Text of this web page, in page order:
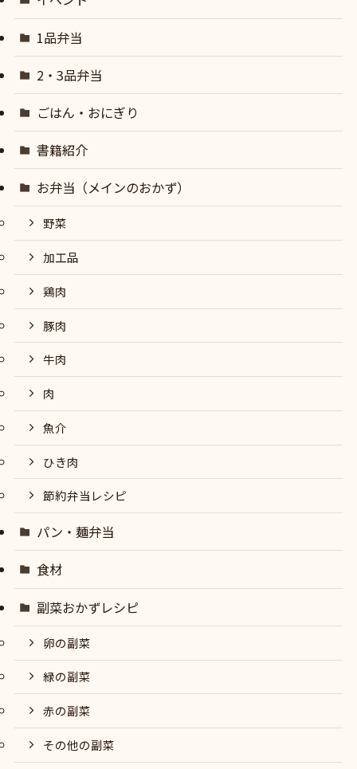
1品弁当
2・3品弁当
ごはん・おにぎり
書籍紹介
お弁当（メインのおかず）
野菜
加工品
鶏肉
豚肉
牛肉
肉
魚介
ひき肉
節約弁当レシピ
パン・麺弁当
食材
副菜おかずレシピ
卵の副菜
緑の副菜
赤の副菜
その他の副菜